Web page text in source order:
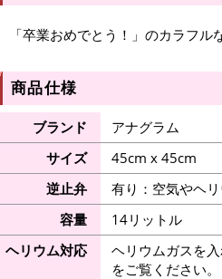
「卒業おめでとう！」のカラフル
商品仕様
ブランド
アナグラム
サイズ
45cm x 45cm
逆止弁
有り：空気やヘ
容量
14リットル
ヘリウム対応
ヘリウムガスを
をご覧ください。